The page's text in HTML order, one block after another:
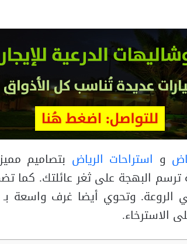
و استراحات الرياض بتصاميم
ترسم البهجة على ثغر عائلتك.
الروعة. وتحوي أيضا غرف واسعة بـ
الاسترخاء.